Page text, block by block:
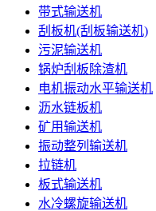
带式输送机
刮板机(刮板输送机)
污泥输送机
锅炉刮板除渣机
电机振动水平输送机
沥水链板机
矿用输送机
振动整列输送机
拉链机
板式输送机
水冷螺旋输送机